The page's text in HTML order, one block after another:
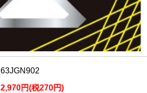
63JGN902
2,970円(税270円)